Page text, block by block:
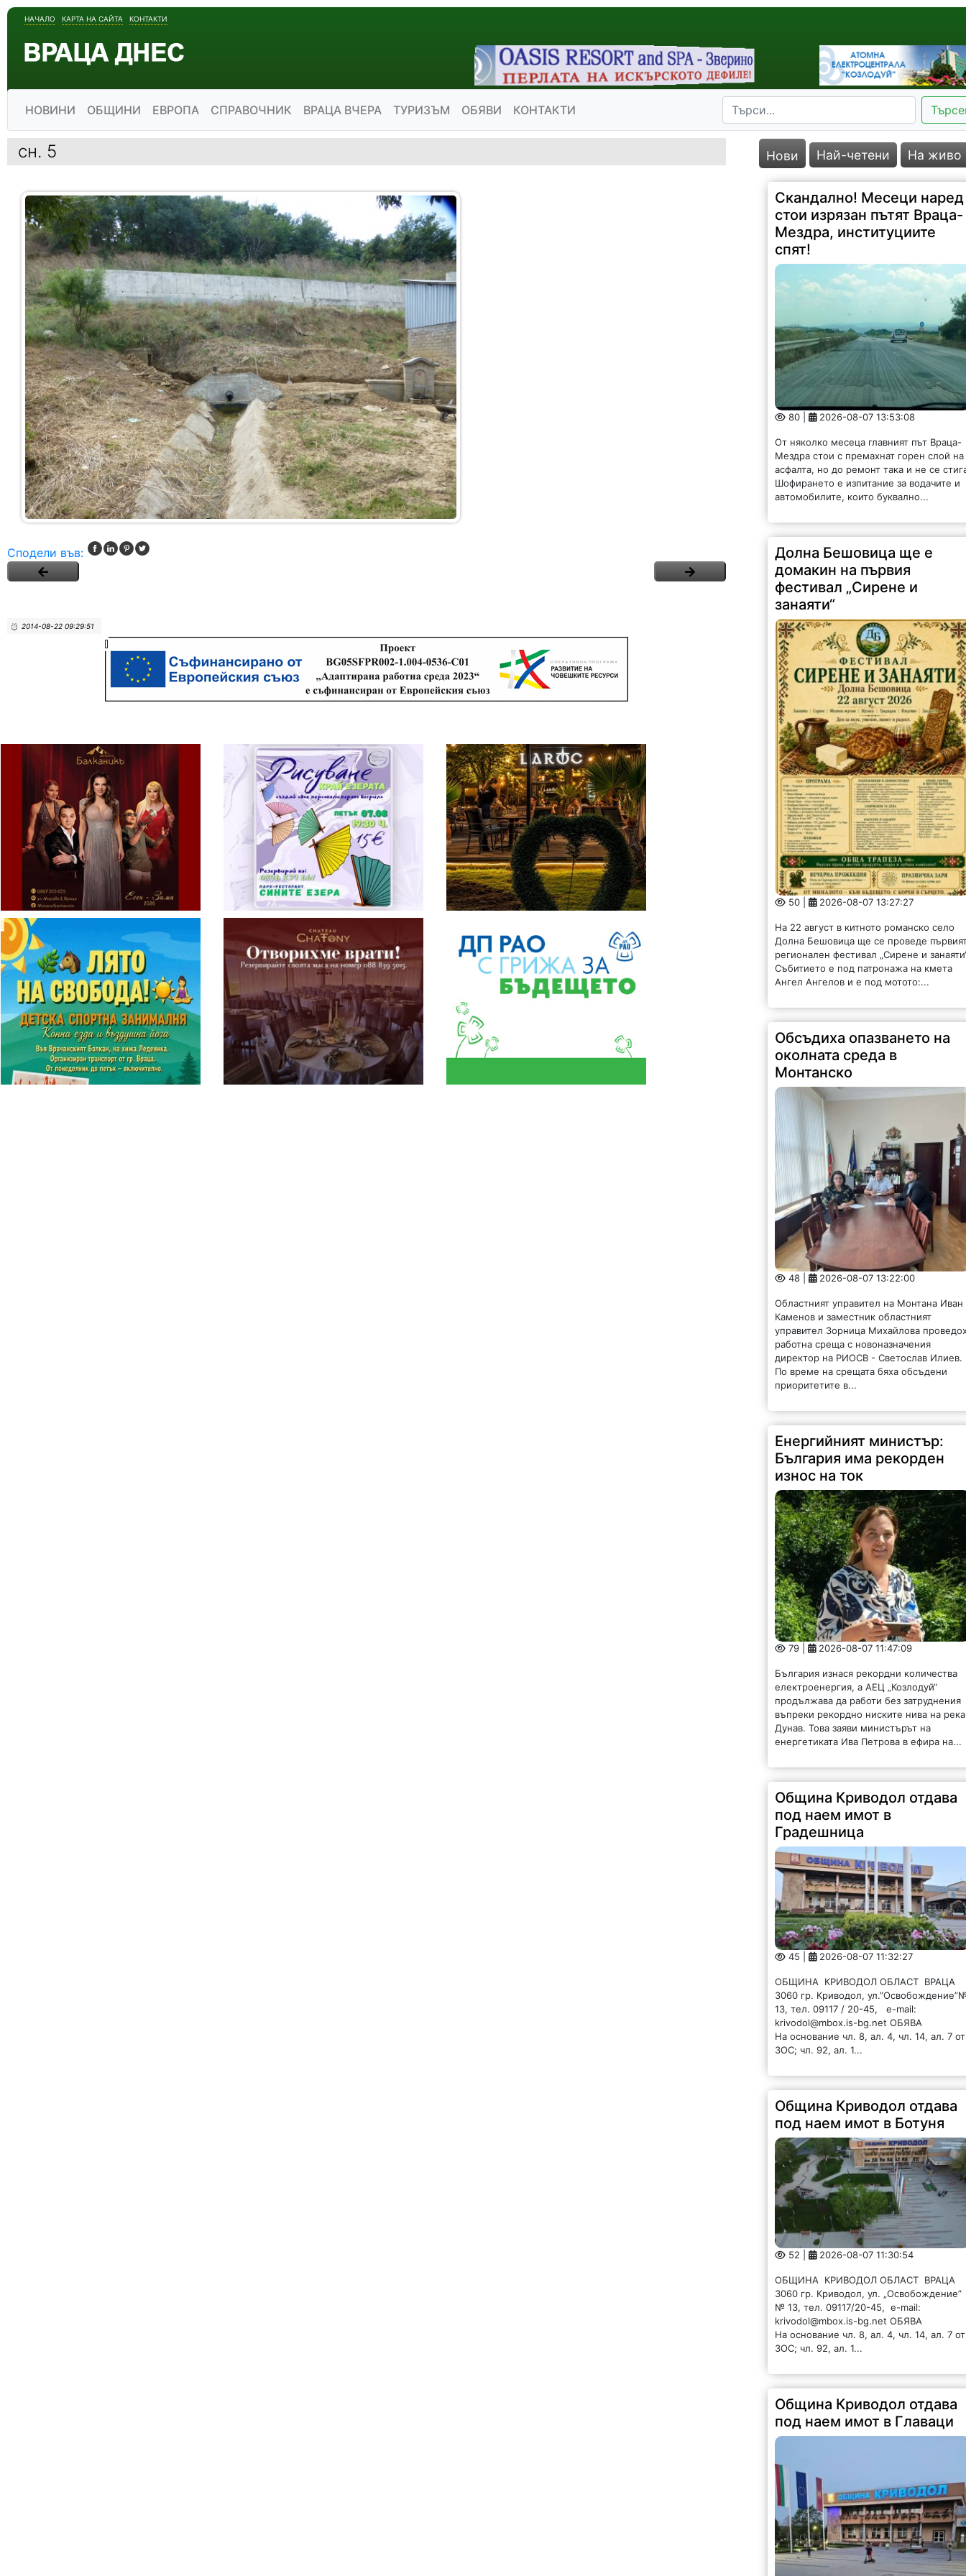
НАЧАЛО КАРТА НА САЙТА КОНТАКТИ
НОВИНИ ОБЩИНИ ЕВРОПА СПРАВОЧНИК ВРАЦА ВЧЕРА ТУРИЗЪМ ОБЯВИ КОНТАКТИ
сн. 5
Сподели във:
2014-08-22 09:29:51
Нови Най-четени На живо
Скандално! Месеци наред
стои изрязан пътят Враца-
Мездра, институциите
спят!
80 | 2026-08-07 13:53:08
От няколко месеца главният път Враца-
Мездра стои с премахнат горен слой на
асфалта, но до ремонт така и не се
Шофирането е изпитание за водачите и
автомобилите, които буквално...
Долна Бешовица ще е
домакин на първия
фестивал „Сирене и
занаяти“
50 | 2026-08-07 13:27:27
На 22 август в китното романско село
Долна Бешовица ще се проведе
регионален фестивал „Сирене и
Събитието е под патронажа на кмета
Ангел Ангелов и е под мотото:...
Обсъдиха опазването на
околната среда в
Монтанско
48 | 2026-08-07 13:22:00
Областният управител на Монтана Иван
Каменов и заместник областният
управител Зорница Михайлова
работна среща с новоназначения
директор на РИОСВ - Светослав Илиев.
По време на срещата бяха обсъдени
приоритетите в...
Енергийният министър:
България има рекорден
износ на ток
79 | 2026-08-07 11:47:09
България изнася рекордни количества
електроенергия, а АЕЦ „Козлодуй“
продължава да работи без затруднения
въпреки рекордно ниските нива на река
Дунав. Това заяви министърът на
енергетиката Ива Петрова в ефира на...
Община Криводол отдава
под наем имот в
Градешница
45 | 2026-08-07 11:32:27
ОБЩИНА КРИВОДОЛ ОБЛАСТ ВРАЦА
3060 гр. Криводол,
13, тел. 09117 / 20-45, e-mail:
krivodol@mbox.is-bg.net ОБЯВА
На основание чл. 8, ал. 4, чл. 14, ал. 7 от
ЗОС; чл. 92, ал. 1...
Община Криводол отдава
под наем имот в Ботуня
52 | 2026-08-07 11:30:54
ОБЩИНА КРИВОДОЛ ОБЛАСТ ВРАЦА
3060 гр. Криводол, ул. „Освобождение”
№ 13, тел. 09117/20-45, e-mail:
krivodol@mbox.is-bg.net ОБЯВА
На основание чл. 8, ал. 4, чл. 14, ал. 7 от
ЗОС; чл. 92, ал. 1...
Община Криводол отдава
под наем имот в Главаци